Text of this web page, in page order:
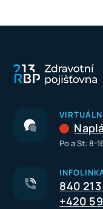
Po a St: 8-
840 213
+420